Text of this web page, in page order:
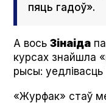
пяць гадоў».
А восьЗінаіда
курсах знайшла
рысы: уедлівасць
«Журфак» стаў